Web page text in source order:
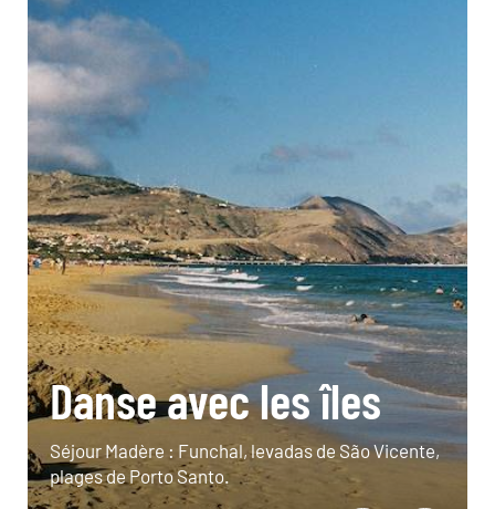
Danse avec les îles
Séjour Madère : Funchal, levadas de São Vicente,
plages de Porto Santo.